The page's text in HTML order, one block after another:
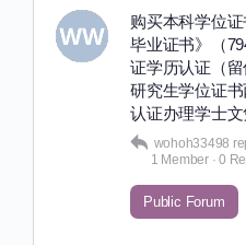
购买本科学位
毕业证书》（
证学历认证（
研究生学位证
认证办理学士
wohoh33498
1 Member · 0
Public Forum